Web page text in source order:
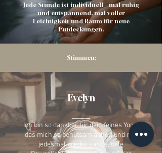
Jede Stunde ist individuell – mal ruhig
und entspannend, mal voller
Leichtigkeit und Raum für neue
Entdeckungen.
Stimmen:
Evelyn
Ich bin so dankbar für dein feines Yoga,
das mich so behutsam abholt und mir
jedesmal wieder sanfte, tiefe